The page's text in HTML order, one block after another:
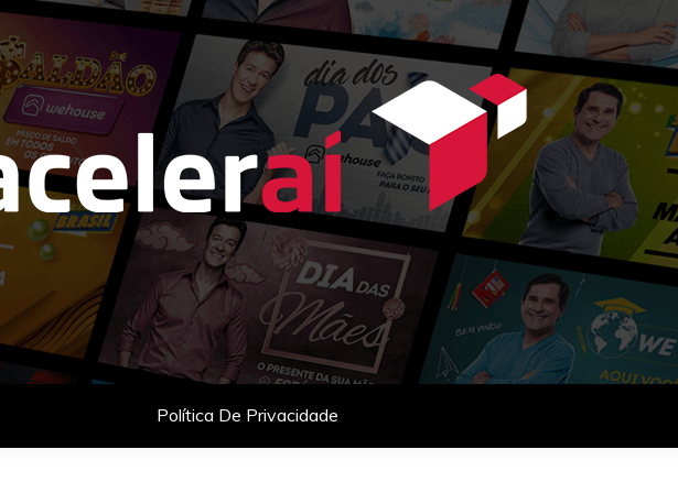
com celebridades e planejamento comercial para empresas que querem vender mais.
Política De Privacidade